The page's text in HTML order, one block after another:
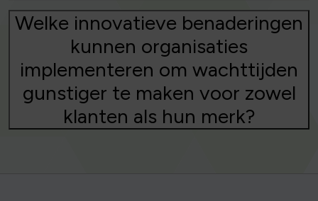
Welke innovatieve benaderingen
kunnen organisaties
implementeren om wachttijden
gunstiger te maken voor zowel
klanten als hun merk?